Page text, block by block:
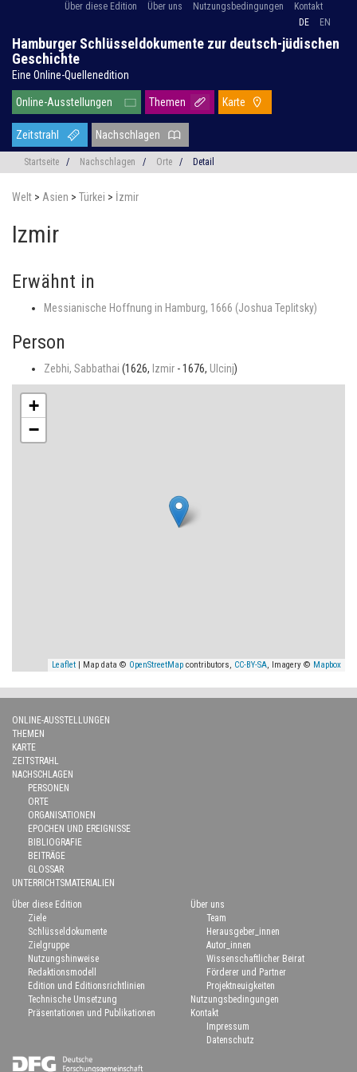
Über diese Edition Über uns Nutzungsbedingungen
Kontakt
DE
EN
Hamburger Schlüsseldokumente zur deutsch-jüdischen
Geschichte
Eine Online-Quellenedition
Online-Ausstellungen Themen Karte
Zeitstrahl Nachschlagen
Startseite / Nachschlagen / Orte / Detail
Welt > Asien > Türkei > İzmir
Izmir
Erwähnt in
Messianische Hoffnung in Hamburg, 1666 (Joshua Teplitsky)
Person
Zebhi, Sabbathai (1626, Izmir - 1676, Ulcinj)
+
−
Leaflet | Map data © OpenStreetMap contributors, CC-BY-SA, Imagery © Mapbox
ONLINE-AUSSTELLUNGEN
THEMEN
KARTE
ZEITSTRAHL
NACHSCHLAGEN
PERSONEN
ORTE
ORGANISATIONEN
EPOCHEN UND EREIGNISSE
BIBLIOGRAFIE
BEITRÄGE
GLOSSAR
UNTERRICHTSMATERIALIEN
Über diese Edition
Ziele
Schlüsseldokumente
Zielgruppe
Nutzungshinweise
Redaktionsmodell
Edition und Editionsrichtlinien
Technische Umsetzung
Präsentationen und Publikationen
Über uns
Team
Herausgeber_innen
Autor_innen
Wissenschaftlicher Beirat
Förderer und Partner
Projektneuigkeiten
Nutzungsbedingungen
Kontakt
Impressum
Datenschutz